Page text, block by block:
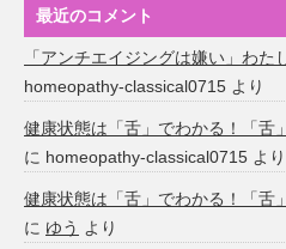
最近のコメント
「アンチエイジングは嫌い」わた
homeopathy-classical0715 より
健康状態は「舌」でわかる！「舌
に homeopathy-classical0715 より
健康状態は「舌」でわかる！「舌
に ゆう より